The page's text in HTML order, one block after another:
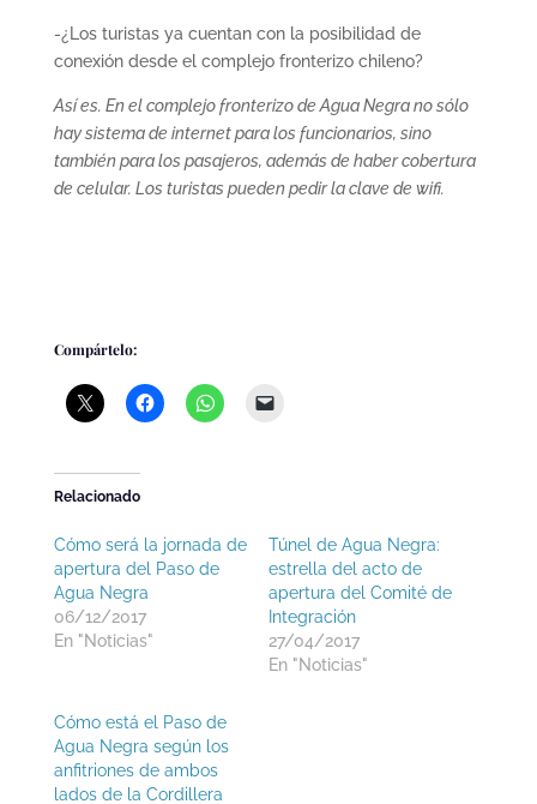
-¿Los turistas ya cuentan con la posibilidad de
conexión desde el complejo fronterizo chileno?
Así es. En el complejo fronterizo de Agua Negra no sólo
hay sistema de internet para los funcionarios, sino
también para los pasajeros, además de haber cobertura
de celular. Los turistas pueden pedir la clave de wifi.
Compártelo:
Relacionado
Cómo será la jornada de
apertura del Paso de
Agua Negra
06/12/2017
En "Noticias"
Túnel de Agua Negra:
estrella del acto de
apertura del Comité de
Integración
27/04/2017
En "Noticias"
Cómo está el Paso de
Agua Negra según los
anfitriones de ambos
lados de la Cordillera